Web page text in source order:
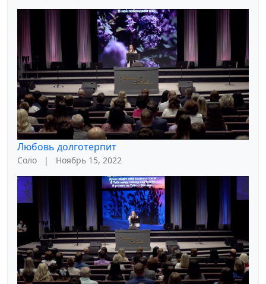
Любовь долготерпит
Соло | Ноябрь 15, 2022